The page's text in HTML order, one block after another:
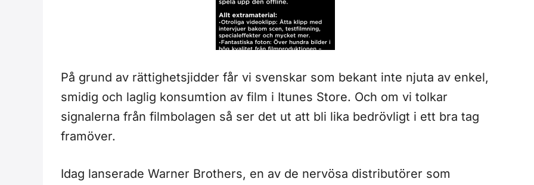
På grund av rättighetsjidder får vi svenskar som bekant inte njuta av enkel,
smidig och laglig konsumtion av film i Itunes Store. Och om vi tolkar
signalerna från filmbolagen så ser det ut att bli lika bedrövligt i ett bra tag
framöver.
Idag lanserade Warner Brothers, en av de nervösa distributörer som